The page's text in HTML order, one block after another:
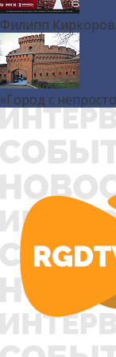
Филипп
«Город с